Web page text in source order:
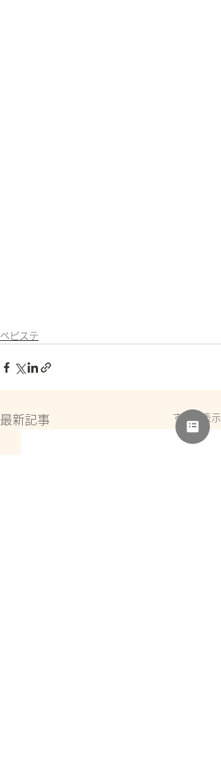
ベビステ
最新記事 すべて表示